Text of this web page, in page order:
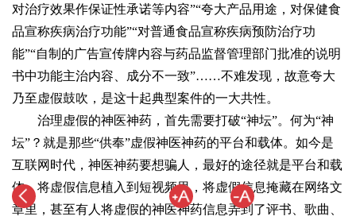
对治疗效果作保证性承诺等内容”“夸大产品用途，对保健食
品宣称疾病治疗功能”“对普通食品宣称疾病预防治疗功
能”“自制的广告宣传牌内容与药品监督管理部门批准的说明
书中功能主治内容、成分不一致”……不难发现，故意夸大
乃至虚假鼓吹，是这十起典型案件的一大共性。
治理虚假的神医神药，首先需要打破“神坛”。何为“神
坛”？就是那些“供奉”虚假神医神药的平台和载体。如今是
互联网时代，神医神药要想骗人，最好的途径就是平台和载
体。将虚假信息植入到短视频里，将虚假信息掩藏在网络文
章里，甚至有人将虚假的神医神药信息弄到了评书、歌曲、